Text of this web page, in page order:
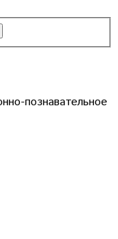
познавательное